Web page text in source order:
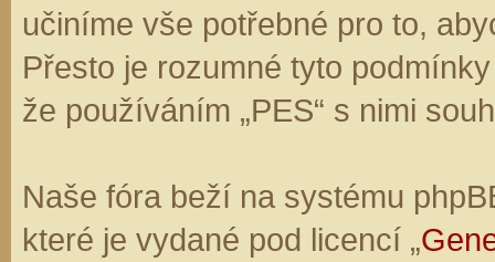
učiníme vše potřebné pro to,
Přesto je rozumné tyto
že používáním „PES“ s nimi
Naše fóra beží na systému
které je vydané pod licencí „